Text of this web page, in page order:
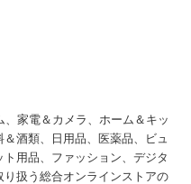
、家電＆カメラ、ホーム＆キッ
酒類、日用品、医薬品、ビュ
用品、ファッション、デジタ
扱う総合オンラインストアの